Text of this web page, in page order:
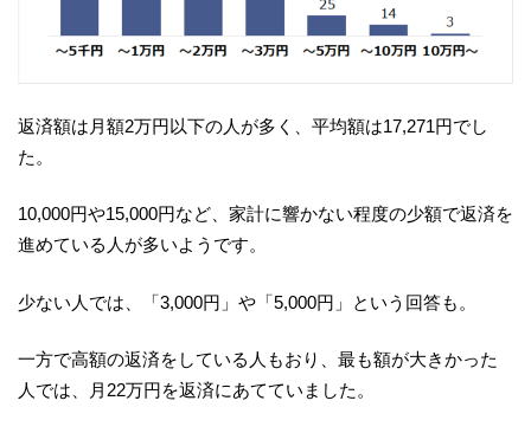
返済額は月額2万円以下の人が多く、平均額は17,271円でし
た。
10,000円や15,000円など、家計に響かない程度の少額で返済を
進めている人が多いようです。
少ない人では、「3,000円」や「5,000円」という回答も。
一方で高額の返済をしている人もおり、最も額が大きかった
人では、月22万円を返済にあてていました。